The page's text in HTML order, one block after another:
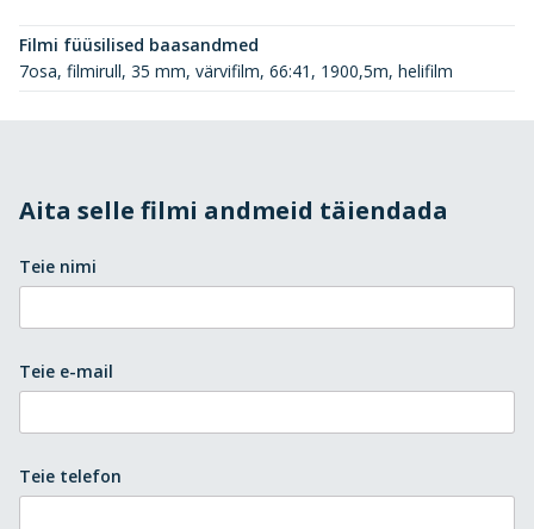
Filmi füüsilised baasandmed
7osa, filmirull, 35 mm, värvifilm, 66:41, 1900,5m, helifilm
Aita selle filmi andmeid täiendada
Teie nimi
Teie e-mail
Teie telefon